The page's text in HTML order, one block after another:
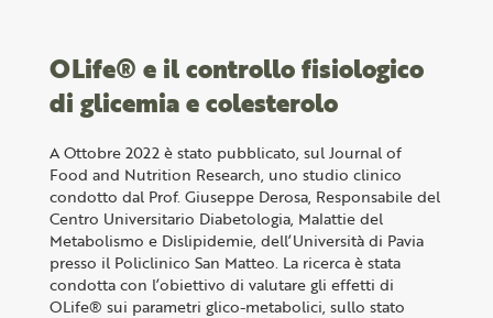
OLife® e il controllo fisiologico
di glicemia e colesterolo
A Ottobre 2022 è stato pubblicato, sul Journal of
Food and Nutrition Research, uno studio clinico
condotto dal Prof. Giuseppe Derosa, Responsabile del
Centro Universitario Diabetologia, Malattie del
Metabolismo e Dislipidemie, dell’Università di Pavia
presso il Policlinico San Matteo. La ricerca è stata
condotta con l’obiettivo di valutare gli effetti di
OLife® sui parametri glico-metabolici, sullo stato